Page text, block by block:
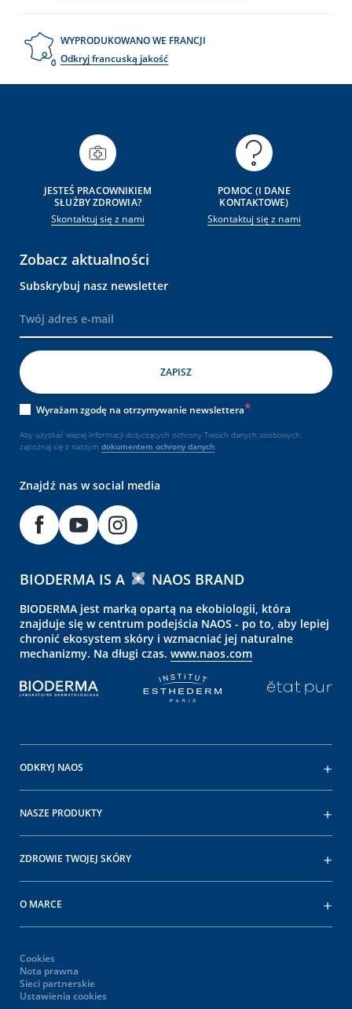
WYPRODUKOWANO WE FRANCJI
Odkryj francuską jakość
JESTEŚ PRACOWNIKIEM
SŁUŻBY ZDROWIA?
Skontaktuj się z nami
POMOC (I DANE
KONTAKTOWE)
Skontaktuj się z nami
Zobacz aktualności
Subskrybuj nasz newsletter
Wyrażam zgodę na otrzymywanie newslettera
Aby uzyskać więcej informacji dotyczących ochrony Twoich danych osobowych,
zapoznaj się z naszym dokumentem ochrony danych.
Znajdź nas w social media
BIODERMA IS A NAOS BRAND
BIODERMA jest marką opartą na ekobiologii, która
znajduje się w centrum podejścia NAOS - po to, aby lepiej
chronić ekosystem skóry i wzmacniać jej naturalne
mechanizmy. Na długi czas. www.naos.com
ODKRYJ NAOS
NASZE PRODUKTY
ZDROWIE TWOJEJ SKÓRY
O MARCE
Cookies
Nota prawna
Sieci partnerskie
Ustawienia cookies